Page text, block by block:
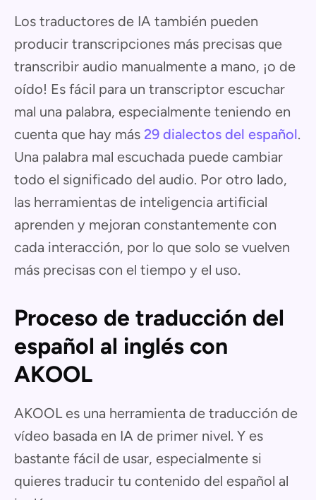
Los traductores de IA también pueden
producir transcripciones más precisas que
transcribir audio manualmente a mano, ¡o de
oído! Es fácil para un transcriptor escuchar
mal una palabra, especialmente teniendo en
cuenta que hay más 29 dialectos del español.
Una palabra mal escuchada puede cambiar
todo el significado del audio. Por otro lado,
las herramientas de inteligencia artificial
aprenden y mejoran constantemente con
cada interacción, por lo que solo se vuelven
más precisas con el tiempo y el uso.
Proceso de traducción del
español al inglés con
AKOOL
AKOOL es una herramienta de traducción de
vídeo basada en IA de primer nivel. Y es
bastante fácil de usar, especialmente si
quieres traducir tu contenido del español al